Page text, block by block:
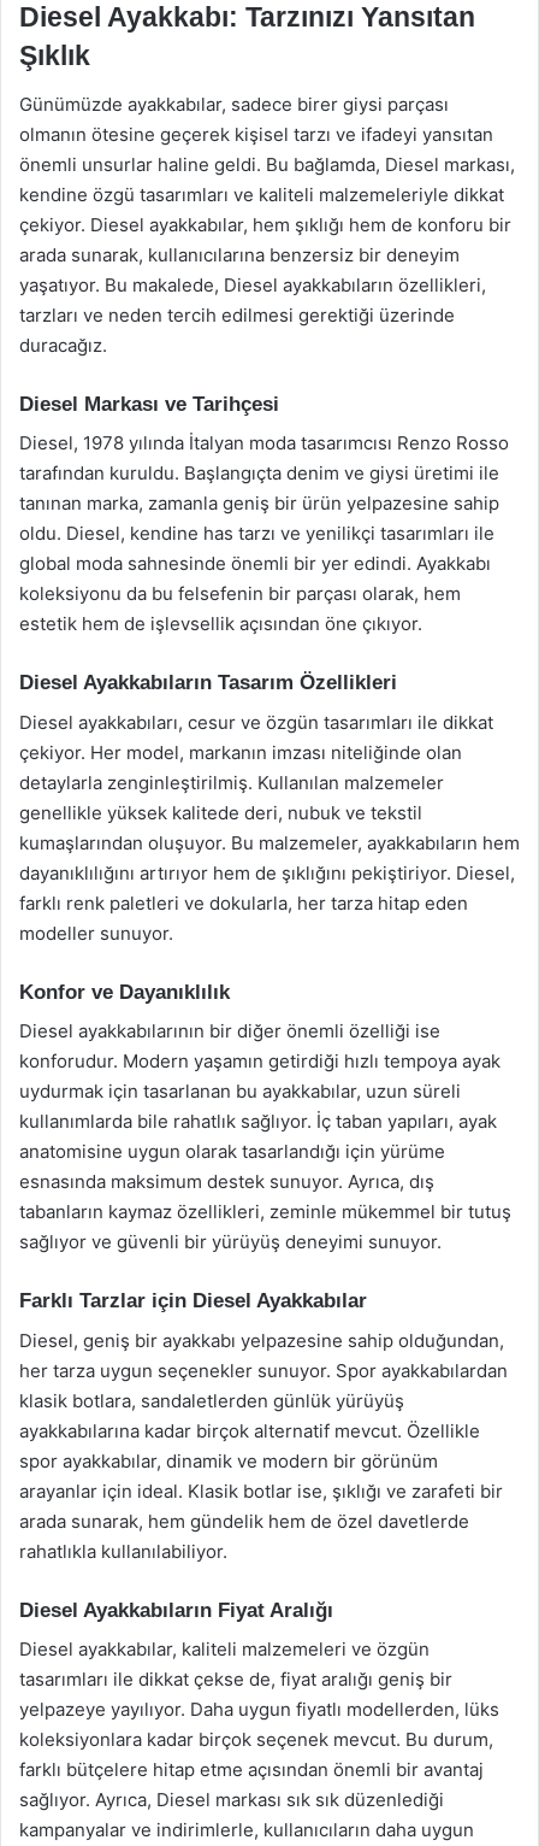
Diesel Ayakkabı: Tarzınızı Yansıtan
Şıklık
Günümüzde ayakkabılar, sadece birer giysi parçası
olmanın ötesine geçerek kişisel tarzı ve ifadeyi yansıtan
önemli unsurlar haline geldi. Bu bağlamda, Diesel markası,
kendine özgü tasarımları ve kaliteli malzemeleriyle dikkat
çekiyor. Diesel ayakkabılar, hem şıklığı hem de konforu bir
arada sunarak, kullanıcılarına benzersiz bir deneyim
yaşatıyor. Bu makalede, Diesel ayakkabıların özellikleri,
tarzları ve neden tercih edilmesi gerektiği üzerinde
duracağız.
Diesel Markası ve Tarihçesi
Diesel, 1978 yılında İtalyan moda tasarımcısı Renzo Rosso
tarafından kuruldu. Başlangıçta denim ve giysi üretimi ile
tanınan marka, zamanla geniş bir ürün yelpazesine sahip
oldu. Diesel, kendine has tarzı ve yenilikçi tasarımları ile
global moda sahnesinde önemli bir yer edindi. Ayakkabı
koleksiyonu da bu felsefenin bir parçası olarak, hem
estetik hem de işlevsellik açısından öne çıkıyor.
Diesel Ayakkabıların Tasarım Özellikleri
Diesel ayakkabıları, cesur ve özgün tasarımları ile dikkat
çekiyor. Her model, markanın imzası niteliğinde olan
detaylarla zenginleştirilmiş. Kullanılan malzemeler
genellikle yüksek kalitede deri, nubuk ve tekstil
kumaşlarından oluşuyor. Bu malzemeler, ayakkabıların hem
dayanıklılığını artırıyor hem de şıklığını pekiştiriyor. Diesel,
farklı renk paletleri ve dokularla, her tarza hitap eden
modeller sunuyor.
Konfor ve Dayanıklılık
Diesel ayakkabılarının bir diğer önemli özelliği ise
konforudur. Modern yaşamın getirdiği hızlı tempoya ayak
uydurmak için tasarlanan bu ayakkabılar, uzun süreli
kullanımlarda bile rahatlık sağlıyor. İç taban yapıları, ayak
anatomisine uygun olarak tasarlandığı için yürüme
esnasında maksimum destek sunuyor. Ayrıca, dış
tabanların kaymaz özellikleri, zeminle mükemmel bir tutuş
sağlıyor ve güvenli bir yürüyüş deneyimi sunuyor.
Farklı Tarzlar için Diesel Ayakkabılar
Diesel, geniş bir ayakkabı yelpazesine sahip olduğundan,
her tarza uygun seçenekler sunuyor. Spor ayakkabılardan
klasik botlara, sandaletlerden günlük yürüyüş
ayakkabılarına kadar birçok alternatif mevcut. Özellikle
spor ayakkabılar, dinamik ve modern bir görünüm
arayanlar için ideal. Klasik botlar ise, şıklığı ve zarafeti bir
arada sunarak, hem gündelik hem de özel davetlerde
rahatlıkla kullanılabiliyor.
Diesel Ayakkabıların Fiyat Aralığı
Diesel ayakkabılar, kaliteli malzemeleri ve özgün
tasarımları ile dikkat çekse de, fiyat aralığı geniş bir
yelpazeye yayılıyor. Daha uygun fiyatlı modellerden, lüks
koleksiyonlara kadar birçok seçenek mevcut. Bu durum,
farklı bütçelere hitap etme açısından önemli bir avantaj
sağlıyor. Ayrıca, Diesel markası sık sık düzenlediği
kampanyalar ve indirimlerle, kullanıcıların daha uygun